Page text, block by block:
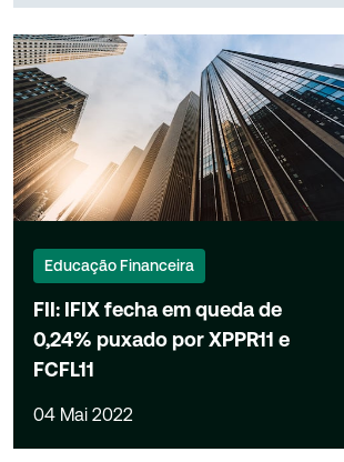
Educação Financeira
FII: IFIX fecha em queda de
0,24% puxado por XPPR11 e
FCFL11
04 Mai 2022